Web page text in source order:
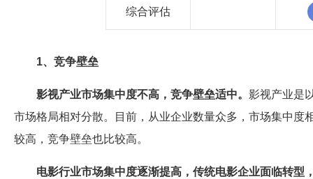
综合评估
1、竞争壁垒
影视产业市场集中度不高，竞争壁垒适中。 影视产业是
市场格局相对分散。目前，从业企业数量众多，市场集中
较高，竞争壁垒也比较高。
电影行业市场集中度逐渐提高，传统电影企业面临转